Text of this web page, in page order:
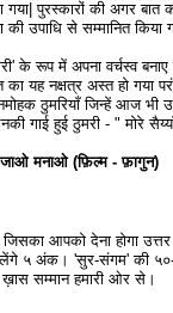
गया| पुरस्कारों की अगर
उपाधि से सम्मानित किया
रूप में अपना वर्चस्व
का यह नक्षत्र अस्त हो गया
ठुमरियाँ जिन्हें आज
गाई हुई ठुमरी - " मोरे
जाओ मनाओ (फ़िल्म - फ़ागुन)
आपको देना होगा उत्तर
५ अंक। 'सुर-संगम' की ५०-
सम्मान हमारी ओर से।